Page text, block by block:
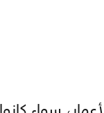
سواء